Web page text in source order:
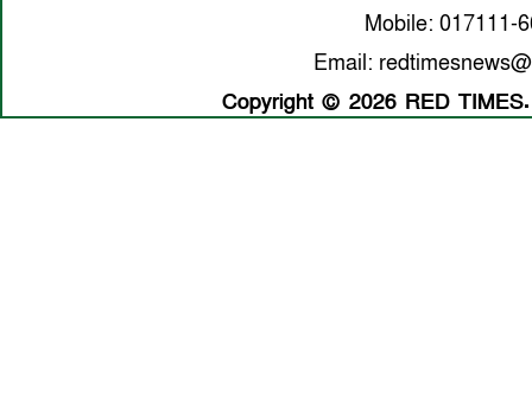
Mobile: 017111-
Email:
Copyright © 2026 RED